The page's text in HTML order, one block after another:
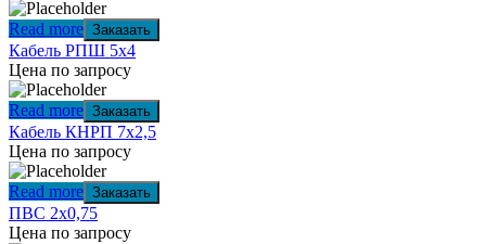
Read more Заказать
Кабель РПШ 5х4
Цена по запросу
Read more Заказать
Кабель КНРП 7х2,5
Цена по запросу
Read more Заказать
ПВС 2х0,75
Цена по запросу